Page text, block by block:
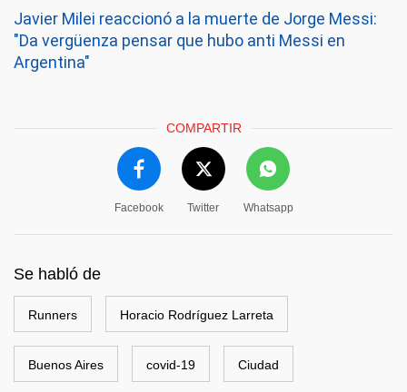
Javier Milei reaccionó a la muerte de Jorge Messi:
"Da vergüenza pensar que hubo anti Messi en
Argentina"
COMPARTIR
Facebook Twitter Whatsapp
Se habló de
Runners Horacio Rodríguez Larreta
Buenos Aires covid-19 Ciudad